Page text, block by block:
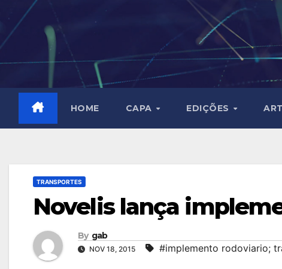
content
HOME CAPA EDIÇÕES
TRANSPORTES
Novelis lança
By gab
NOV 18, 2015 #implemento rodoviario;